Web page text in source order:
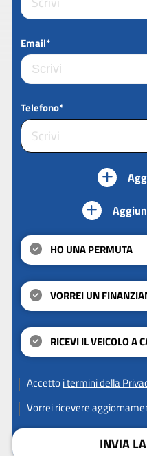
Email*
Telefono*
HO UNA PERMUTA
VORREI UN
RICEVI IL VEICOLO A
Accettoi termini della
Vorrei ricevere
INVIA